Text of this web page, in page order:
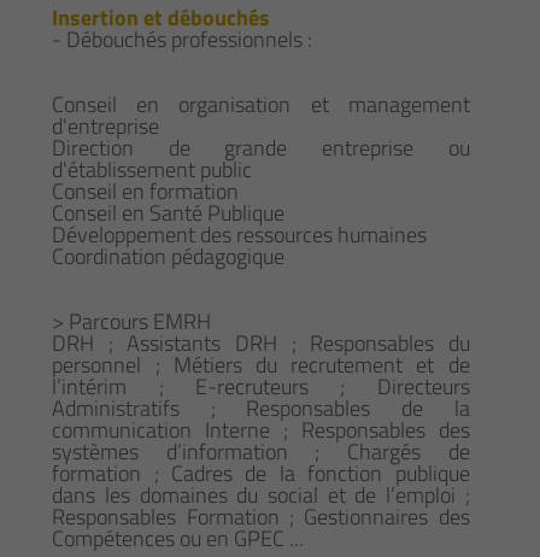
Insertion et débouchés
- Débouchés professionnels :
Conseil en organisation et management
d'entreprise
Direction de grande entreprise ou
d'établissement public
Conseil en formation
Conseil en Santé Publique
Développement des ressources humaines
Coordination pédagogique
> Parcours EMRH
DRH ; Assistants DRH ; Responsables du
personnel ; Métiers du recrutement et de
l’intérim ; E-recruteurs ; Directeurs
Administratifs ; Responsables de la
communication Interne ; Responsables des
systèmes d’information ; Chargés de
formation ; Cadres de la fonction publique
dans les domaines du social et de l’emploi ;
Responsables Formation ; Gestionnaires des
Compétences ou en GPEC ...